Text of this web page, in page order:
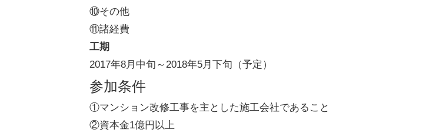
⑩その他
⑪諸経費
工期
2017年8月中旬～2018年5月下旬（予定）
参加条件
①マンション改修工事を主とした施工会社であること
②資本金1億円以上